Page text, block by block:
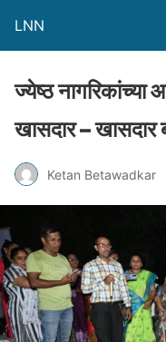
LNN
ज्येष्ठ
खासदार – खासदार
Ketan Betawadkar